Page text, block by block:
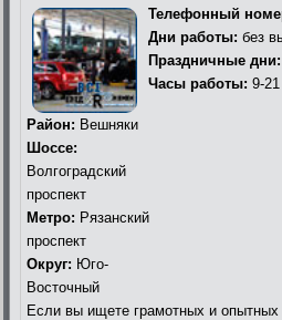
Телефонный
Дни работы: без
Праздничные дни:
Часы работы: 9-21
Район: Вешняки
Шоссе:
Волгоградский
проспект
Метро: Рязанский
проспект
Округ: Юго-
Восточный
Если вы ищете грамотных и опытных